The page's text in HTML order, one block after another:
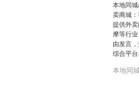
本地同
卖商城
提供外
摩等行
由发言
综合平台
本地同